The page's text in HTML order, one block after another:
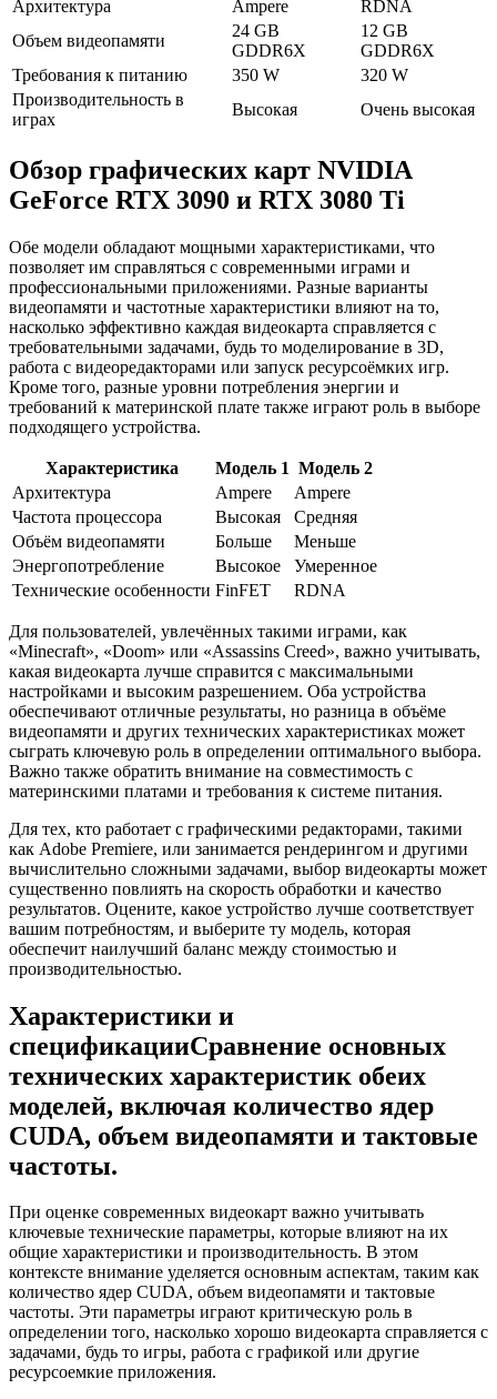
Архитектура Ampere
RDNA
Объем видеопамяти
24 GB
GDDR6X
12 GB
GDDR6X
Требования к питанию
350 W
320 W
Производительность в
играх
Высокая Очень высокая
Обзор графических карт NVIDIA
GeForce RTX 3090 и RTX 3080 Ti
Обе модели обладают мощными характеристиками, что
позволяет им справляться с современными играми и
профессиональными приложениями. Разные варианты
видеопамяти и частотные характеристики влияют на то,
насколько эффективно каждая видеокарта справляется с
требовательными задачами, будь то моделирование в 3D,
работа с видеоредакторами или запуск ресурсоёмких игр.
Кроме того, разные уровни потребления энергии и
требований к материнской плате также играют роль в выборе
подходящего устройства.
Характеристика Модель 1 Модель 2
Архитектура
Ampere
Ampere
Частота процессора
Высокая
Средняя
Объём видеопамяти
Больше
Меньше
Энергопотребление
Высокое
Умеренное
Технические особенности FinFET RDNA
Для пользователей, увлечённых такими играми, как
«Minecraft», «Doom» или «Assassins Creed», важно учитывать,
какая видеокарта лучше справится с максимальными
настройками и высоким разрешением. Оба устройства
обеспечивают отличные результаты, но разница в объёме
видеопамяти и других технических характеристиках может
сыграть ключевую роль в определении оптимального выбора.
Важно также обратить внимание на совместимость с
материнскими платами и требования к системе питания.
Для тех, кто работает с графическими редакторами, такими
как Adobe Premiere, или занимается рендерингом и другими
вычислительно сложными задачами, выбор видеокарты может
существенно повлиять на скорость обработки и качество
результатов. Оцените, какое устройство лучше соответствует
вашим потребностям, и выберите ту модель, которая
обеспечит наилучший баланс между стоимостью и
производительностью.
Характеристики и
спецификацииСравнение основных
технических характеристик обеих
моделей, включая количество ядер
CUDA, объем видеопамяти и тактовые
частоты.
При оценке современных видеокарт важно учитывать
ключевые технические параметры, которые влияют на их
общие характеристики и производительность. В этом
контексте внимание уделяется основным аспектам, таким как
количество ядер CUDA, объем видеопамяти и тактовые
частоты. Эти параметры играют критическую роль в
определении того, насколько хорошо видеокарта справляется с
задачами, будь то игры, работа с графикой или другие
ресурсоемкие приложения.